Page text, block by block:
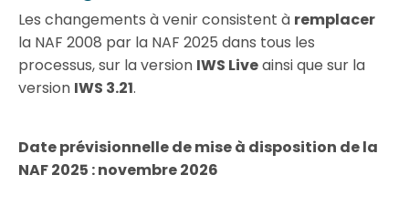
Les changements à venir consistent à remplacer
la NAF 2008 par la NAF 2025 dans tous les
processus, sur la version IWS Liveainsi que sur la
version IWS 3.21.
Date prévisionnelle de mise à disposition de la
NAF 2025 : novembre 2026